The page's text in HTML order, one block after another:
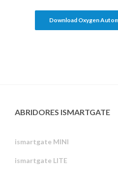
Download Oxygen
ABRIDORES ISMARTGATE
ismartgate MINI
ismartgate LITE